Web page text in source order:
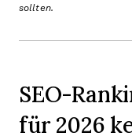
sollten.
SEO-
für 2026